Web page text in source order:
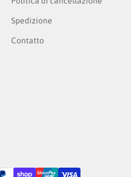
Spedizione
Contatto